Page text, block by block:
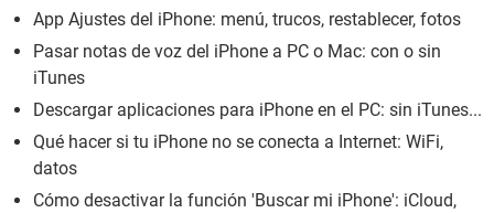
App Ajustes del iPhone: menú, trucos, restablecer, fotos
Pasar notas de voz del iPhone a PC o Mac: con o sin
iTunes
Descargar aplicaciones para iPhone en el PC: sin iTunes...
Qué hacer si tu iPhone no se conecta a Internet: WiFi,
datos
Cómo desactivar la función 'Buscar mi iPhone': iCloud,